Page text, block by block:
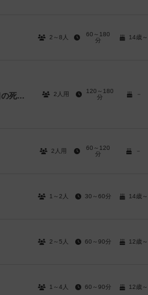
2～8人
60～180
分
14歳～
ゲームジャーナル71 幸村外伝Episode-0 大坂夏の陣・前日の死闘 八尾若江＋道明寺合戦 2人用
120～180
分
－
2人用
60～120
分
－
1～2人 30～60分 14歳～
2～5人 60～90分 12歳～
1～4人 60～90分 12歳～